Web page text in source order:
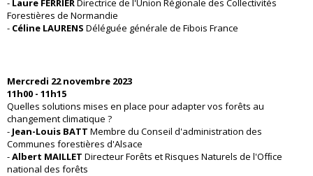
- Laure FERRIERDirectrice de l'Union Régionale des Collectivités
Forestières de Normandie
- Céline LAURENS Déléguée générale de Fibois France
Mercredi 22 novembre 2023
11h00 - 11h15
Quelles solutions mises en place pour adapter vos forêts au
changement climatique ?
- Jean-Louis BATT Membre du Conseil d'administration des
Communes forestières d'Alsace
-Albert MAILLET Directeur Forêts et Risques Naturels de l'Ofﬁce
national des forêts